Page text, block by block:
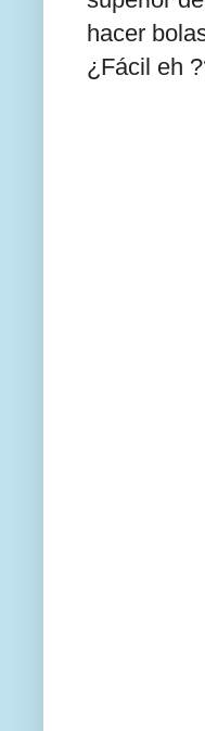
hacer
¿Fácil eh